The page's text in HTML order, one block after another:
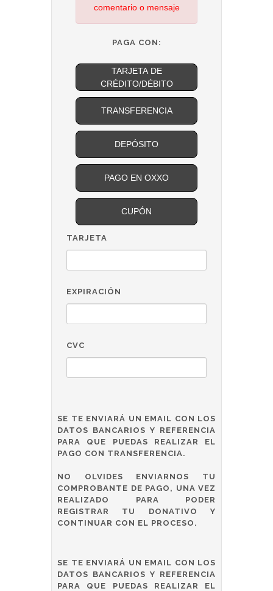
comentario o mensaje
PAGA CON:
TARJETA DE
CRÉDITO/DÉBITO
TRANSFERENCIA
DEPÓSITO
PAGO EN OXXO
CUPÓN
TARJETA
EXPIRACIÓN
CVC
SE TE ENVIARÁ UN EMAIL CON LOS
DATOS BANCARIOS Y REFERENCIA
PARA QUE PUEDAS REALIZAR EL
PAGO CON TRANSFERENCIA.
NO OLVIDES ENVIARNOS TU
COMPROBANTE DE PAGO, UNA VEZ
REALIZADO PARA PODER
REGISTRAR TU DONATIVO Y
CONTINUAR CON EL PROCESO.
SE TE ENVIARÁ UN EMAIL CON LOS
DATOS BANCARIOS Y REFERENCIA
PARA QUE PUEDAS REALIZAR EL